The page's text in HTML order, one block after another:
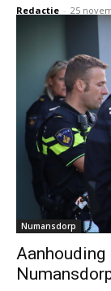
Redactie - 25
Numansdorp
Aanhouding